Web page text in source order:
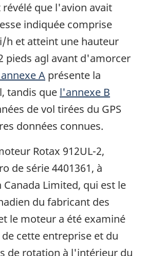
que l'avion avait
indiquée comprise
h et atteint une hauteur
pieds agl avant d'amorcer
A présente la
tandis que l'annexe B
de vol tirées du GPS
données connues.
Rotax 912UL-2,
de série 4401361, à
Canada Limited, qui est le
du fabricant des
le moteur a été examiné
cette entreprise et du
de rotation à l'intérieur du